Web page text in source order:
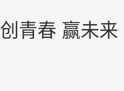
创青春 赢未来